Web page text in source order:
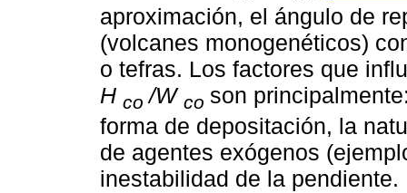
aproximación, el ángulo de
(volcanes monogenéticos)
o tefras. Los factores que
H co /W co son
forma de depositación, la
de agentes exógenos
inestabilidad de la pendiente.